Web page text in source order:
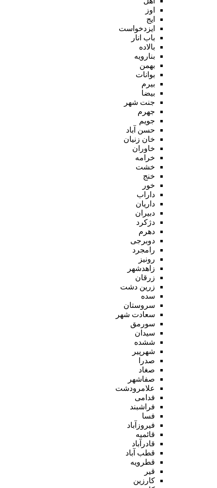
اوز
ایج
ایزدخواست
باب انار
بالاده
بنارویه
بهمن
بوانات
بیرم
بیضا
جنت شهر
جهرم
جویم
حسن آباد
خان زنیان
خاوران
خرامه
خشت
خنج
خور
داراب
داریان
دبیران
دژکرد
دهرم
دوبرجی
رامجرد
رونیز
زاهدشهر
زرقان
زرین دشت
سده
سروستان
سعادت شهر
سورمق
سیدان
ششده
شهرپیر
صدرا
صغاد
صفاشهر
علامرودشت
فدامی
فراشبند
فسا
فیروزآباد
قائمیه
قادرآباد
قطب آباد
قطرویه
قیر
کارزین